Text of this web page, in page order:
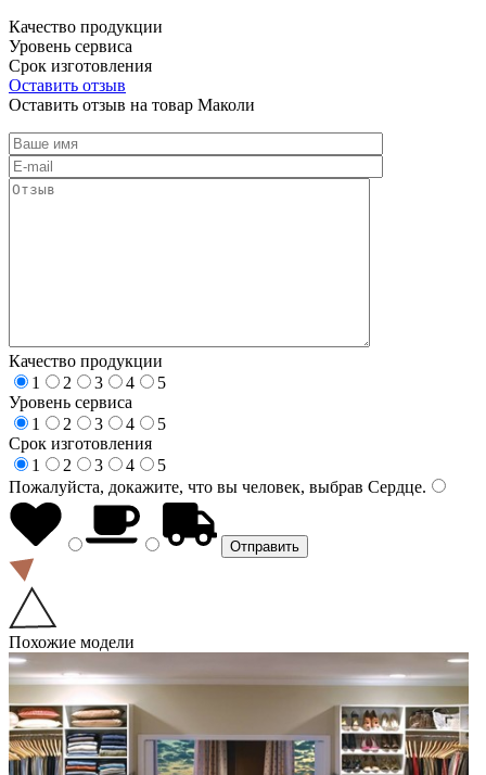
Качество продукции
Уровень сервиса
Срок изготовления
Оставить отзыв
Оставить отзыв на товар Маколи
Качество продукции
1
2 3 4
5
Уровень сервиса
1
2 3 4
5
Срок изготовления
1
2 3 4
5
Пожалуйста, докажите, что вы человек, выбрав Сердце.
Похожие модели